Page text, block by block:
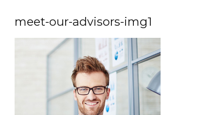
meet-our-advisors-img1